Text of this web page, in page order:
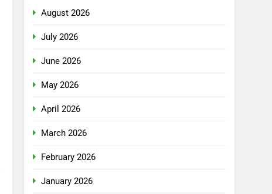
August 2026
July 2026
June 2026
May 2026
April 2026
March 2026
February 2026
January 2026